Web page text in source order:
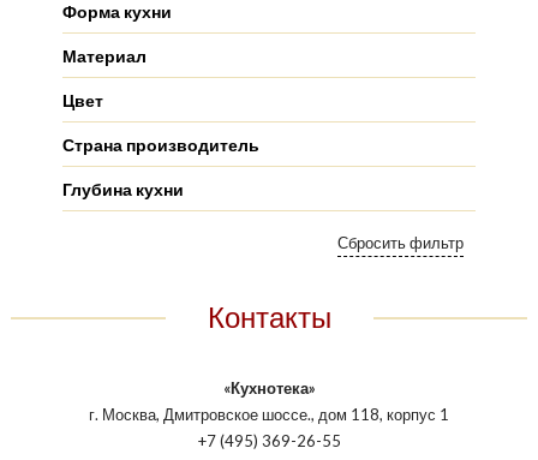
Форма кухни
Материал
Цвет
Страна производитель
Глубина кухни
Контакты
«Кухнотека»
г. Москва, Дмитровское шоссе., дом 118, корпус 1
+7 (495) 369-26-55